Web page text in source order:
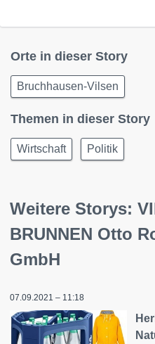
Orte in dieser Story
Bruchhausen-Vilsen
Themen in dieser Story
Wirtschaft Politik
Weitere Storys:
BRUNNEN Otto
GmbH
07.09.2021 – 11:18